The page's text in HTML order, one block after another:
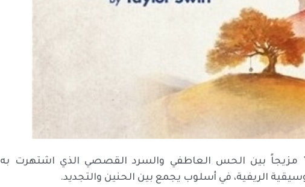
بين الحس العاطفي والسرد القصصي الذي اشتهرت به
الريفية، في أسلوب يجمع بين الحنين والتجديد.